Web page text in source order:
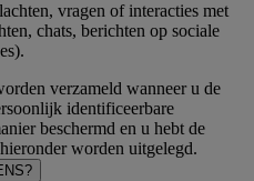
vragen of interacties met
chats, berichten op sociale
verzameld wanneer u de
identificeerbare
beschermd en u hebt de
worden uitgelegd.